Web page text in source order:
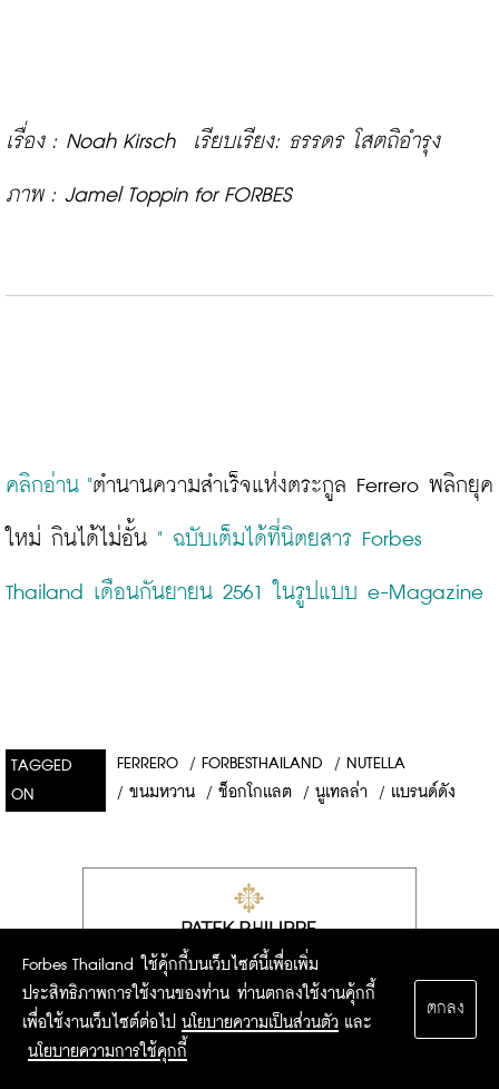
เรื่อง : Noah Kirsch  เรียบเรียง: ธรรดร โสตถิอำรุง
ภาพ : Jamel Toppin for FORBES
คลิกอ่าน "ตำนานความสำเร็จแห่งตระกูล Ferrero พลิกยุค
ใหม่ กินได้ไม่อั้น " ฉบับเต็มได้ที่นิตยสาร Forbes
Thailand เดือนกันยายน 2561 ในรูปแบบ e-Magazine
TAGGED
ON
FERRERO / FORBESTHAILAND / NUTELLA
/ ขนมหวาน / ช็อกโกเเลต / นูเทลล่า / เเบรนด์ดัง
Forbes Thailand ใช้คุ้กกี้บนเว็บไซต์นี้เพื่อเพิ่ม
ประสิทธิภาพการใช้งานของท่าน ท่านตกลงใช้งานคุ้กกี้
เพื่อใช้งานเว็บไซต์ต่อไป นโยบายความเป็นส่วนตัว และ
นโยบายความการใช้คุกกี้
ตกลง